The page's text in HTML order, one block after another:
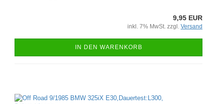
9,95 EUR
inkl. 7% MwSt. zzgl. Versand
IN DEN WARENKORB